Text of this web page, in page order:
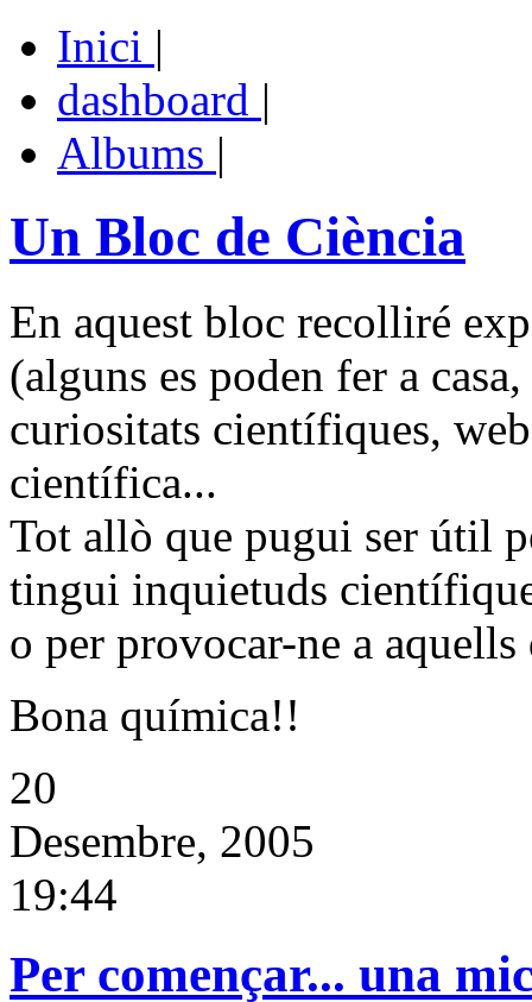
Inici |
dashboard |
Albums |
Un Bloc de Ciència
En aquest bloc recolliré
(alguns es poden fer a
curiositats científiques,
científica...
Tot allò que pugui ser útil
tingui inquietuds
o per provocar-ne a
Bona química!!
20
Desembre, 2005
19:44
Per començar... una